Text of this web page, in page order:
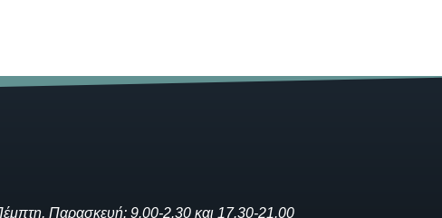
Παρασκευή: 9.00-2.30 και 17.30-21.00